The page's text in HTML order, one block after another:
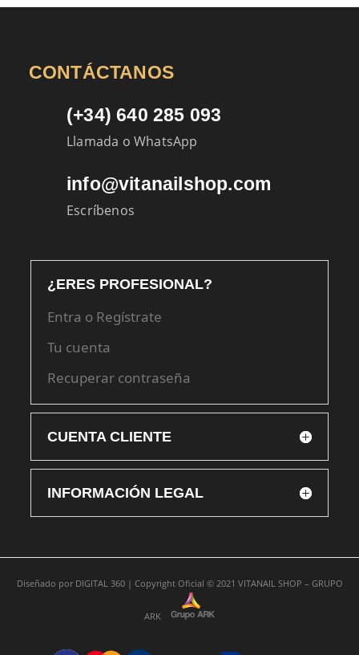
CONTÁCTANOS
(+34) 640 285 093
Llamada o WhatsApp
info@vitanailshop.com
Escríbenos
¿ERES PROFESIONAL?
Entra o Regístrate
Tu cuenta
Recuperar contraseña
CUENTA CLIENTE
INFORMACIÓN LEGAL
Diseñado por DIGITAL 360 | Copyright Oficial © 2021 VITANAIL SHOP – GRUPO
ARK